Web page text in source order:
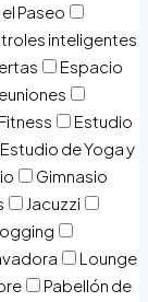
Paseo
inteligentes
Espacio
Estudio
Estudio de Yoga y
Gimnasio
Jacuzzi
Lounge
Pabellón de